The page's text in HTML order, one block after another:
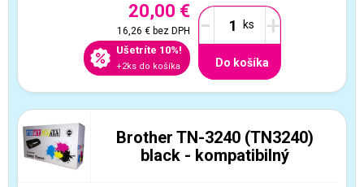
20,00 €
16,26 €bez DPH
Ušetríte 10%!
+2ks do košíka
- +
Do košíka
Brother TN-3240 (TN3240)
black - kompatibilný